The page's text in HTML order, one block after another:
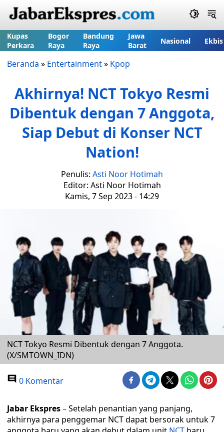
Kupas
Perkara
Bogor
Raya
Bandung
Raya
Jawa
Barat
Nasional Ekbis
Beranda » Entertainment» Kpop
Akhirnya! NCT Tokyo Resmi
Dibentuk dengan 7 Anggota,
Siap Debut di Konser NCT
Nation!
Penulis: Asti Noor Hotimah
Editor: Asti Noor Hotimah
Kamis, 7 Sep 2023 - 14:29
NCT Tokyo Resmi Dibentuk dengan 7 Anggota.
(X/SMTOWN_IDN)
0 Komentar
Jabar Ekspres– Setelah penantian yang panjang,
akhirnya para penggemar NCT dapat bersorak untuk 7